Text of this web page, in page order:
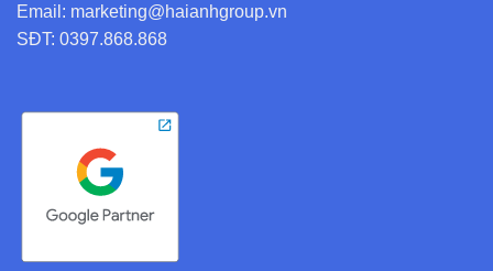
Email: marketing@haianhgroup.vn
SĐT: 0397.868.868